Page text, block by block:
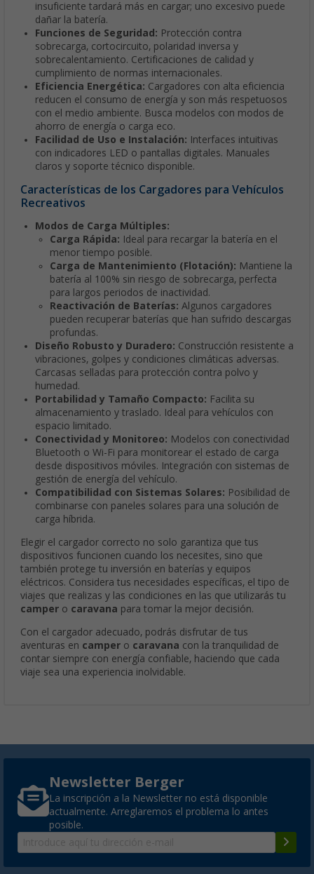
insuficiente tardará más en cargar; uno excesivo puede
dañar la batería.
Funciones de Seguridad: Protección contra
sobrecarga, cortocircuito, polaridad inversa y
sobrecalentamiento. Certificaciones de calidad y
cumplimiento de normas internacionales.
Eficiencia Energética: Cargadores con alta eficiencia
reducen el consumo de energía y son más respetuosos
con el medio ambiente. Busca modelos con modos de
ahorro de energía o carga eco.
Facilidad de Uso e Instalación: Interfaces intuitivas
con indicadores LED o pantallas digitales. Manuales
claros y soporte técnico disponible.
Características de los Cargadores para Vehículos
Recreativos
Modos de Carga Múltiples:
Carga Rápida: Ideal para recargar la batería en el
menor tiempo posible.
Carga de Mantenimiento (Flotación): Mantiene la
batería al 100% sin riesgo de sobrecarga, perfecta
para largos periodos de inactividad.
Reactivación de Baterías: Algunos cargadores
pueden recuperar baterías que han sufrido descargas
profundas.
Diseño Robusto y Duradero: Construcción resistente a
vibraciones, golpes y condiciones climáticas adversas.
Carcasas selladas para protección contra polvo y
humedad.
Portabilidad y Tamaño Compacto: Facilita su
almacenamiento y traslado. Ideal para vehículos con
espacio limitado.
Conectividad y Monitoreo: Modelos con conectividad
Bluetooth o Wi-Fi para monitorear el estado de carga
desde dispositivos móviles. Integración con sistemas de
gestión de energía del vehículo.
Compatibilidad con Sistemas Solares: Posibilidad de
combinarse con paneles solares para una solución de
carga híbrida.
Elegir el cargador correcto no solo garantiza que tus
dispositivos funcionen cuando los necesites, sino que
también protege tu inversión en baterías y equipos
eléctricos. Considera tus necesidades específicas, el tipo de
viajes que realizas y las condiciones en las que utilizarás tu
camper o caravana para tomar la mejor decisión.
Con el cargador adecuado, podrás disfrutar de tus
aventuras en camper o caravana con la tranquilidad de
contar siempre con energía confiable, haciendo que cada
viaje sea una experiencia inolvidable.
Newsletter Berger
La inscripción a la Newsletter no está disponible
actualmente. Arreglaremos el problema lo antes
posible.